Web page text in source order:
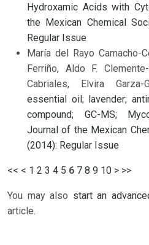
Hydroxamic Acids with
the Mexican Chemical
Regular Issue
María del Rayo Camacho-
Ferriño, Aldo F.
Cabriales, Elvira Garza-
essential oil; lavender;
compound; GC-MS;
Journal of the Mexican
(2014): Regular Issue
<< < 1 2 3 4 5 6 7 8 9 10 > >>
You may also start an
article.